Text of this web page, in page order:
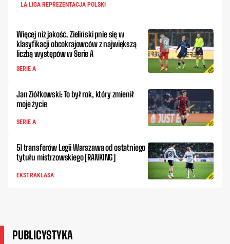
LA LIGA REPREZENTACJA POLSKI
Więcej niż jakość. Zieliński pnie się w
klasyfikacji obcokrajowców z największą
liczbą występów w Serie A
SERIE A
Jan Ziółkowski: To był rok, który zmienił
moje życie
SERIE A
51 transferów Legii Warszawa od ostatniego
tytułu mistrzowskiego [RANKING]
EKSTRAKLASA
PUBLICYSTYKA